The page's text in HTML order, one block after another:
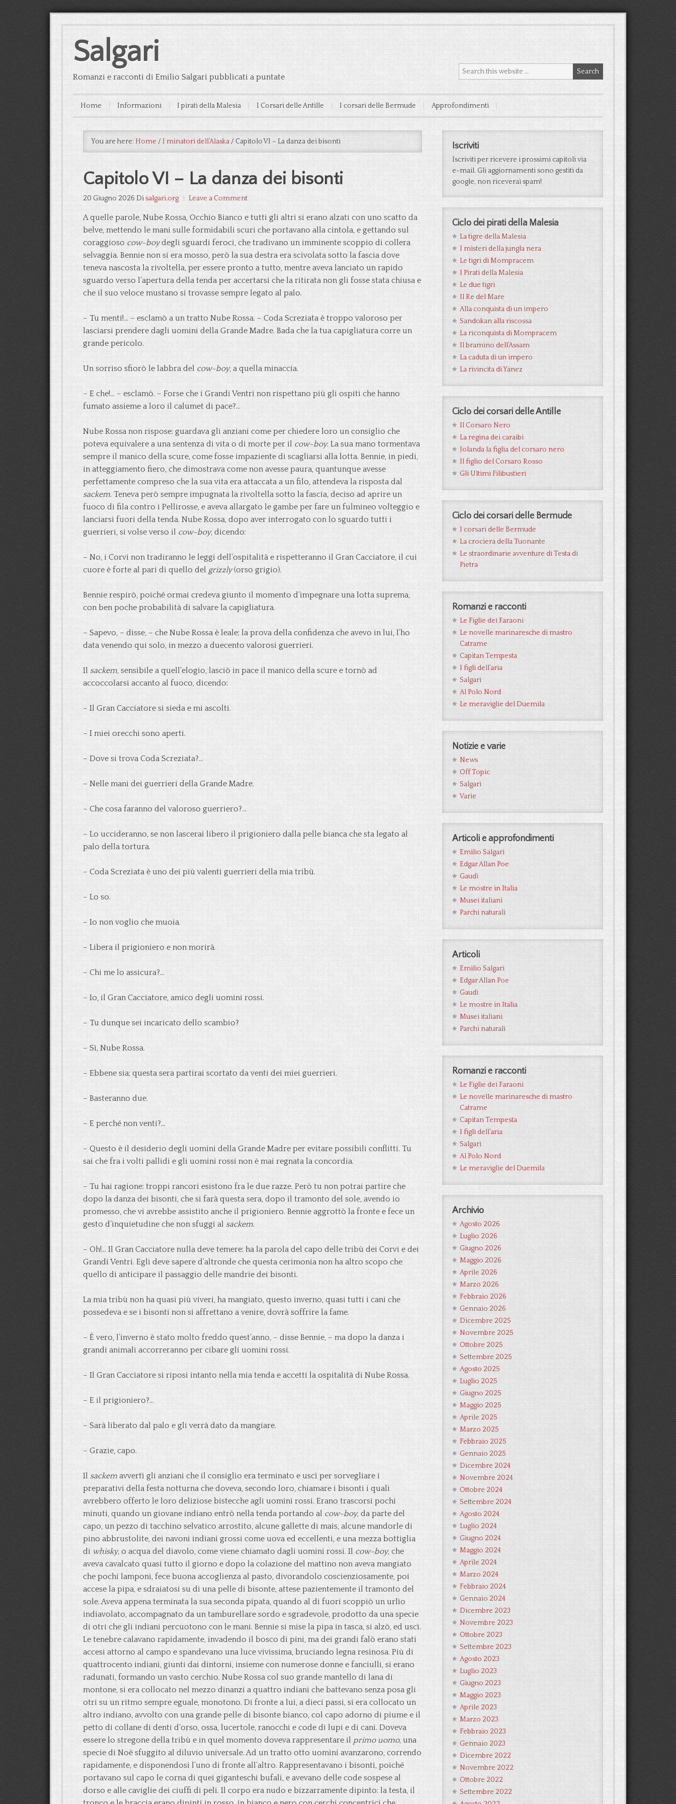
Salgari
Romanzi e racconti di Emilio Salgari pubblicati a puntate
Home Informazioni I pirati della Malesia I Corsari delle Antille I corsari delle Bermude Approfondimenti
You are here:Home /I minatori dell’Alaska / Capitolo VI – La danza dei bisonti
Capitolo VI – La danza dei bisonti
20 Giugno 2026 Di salgari.org Leave a Comment
A quelle parole, Nube Rossa, Occhio Bianco e tutti gli altri si erano alzati con uno scatto da
belve, mettendo le mani sulle formidabili scuri che portavano alla cintola, e gettando sul
coraggioso cow-boydegli sguardi feroci, che tradivano un imminente scoppio di collera
selvaggia. Bennie non si era mosso, però la sua destra era scivolata sotto la fascia dove
teneva nascosta la rivoltella, per essere pronto a tutto, mentre aveva lanciato un rapido
sguardo verso l’apertura della tenda per accertarsi che la ritirata non gli fosse stata chiusa e
che il suo veloce mustano si trovasse sempre legato al palo.
– Tu menti!… – esclamò a un tratto Nube Rossa. – Coda Screziata è troppo valoroso per
lasciarsi prendere dagli uomini della Grande Madre. Bada che la tua capigliatura corre un
grande pericolo.
Un sorriso sfiorò le labbra del cow-boy, a quella minaccia.
– E che!… – esclamò. – Forse che i Grandi Ventri non rispettano più gli ospiti che hanno
fumato assieme a loro il calumet di pace?…
Nube Rossa non rispose: guardava gli anziani come per chiedere loro un consiglio che
poteva equivalere a una sentenza di vita o di morte per il cow-boy. La sua mano tormentava
sempre il manico della scure, come fosse impaziente di scagliarsi alla lotta. Bennie, in piedi,
in atteggiamento fiero, che dimostrava come non avesse paura, quantunque avesse
perfettamente compreso che la sua vita era attaccata a un filo, attendeva la risposta dal
sackem. Teneva però sempre impugnata la rivoltella sotto la fascia, deciso ad aprire un
fuoco di fila contro i Pellirosse, e aveva allargato le gambe per fare un fulmineo volteggio e
lanciarsi fuori della tenda. Nube Rossa, dopo aver interrogato con lo sguardo tutti i
guerrieri, si volse verso il cow-boy, dicendo:
– No, i Corvi non tradiranno le leggi dell’ospitalità e rispetteranno il Gran Cacciatore, il cui
cuore è forte al pari di quello del grizzly(orso grigio).
Bennie respirò, poiché ormai credeva giunto il momento d’impegnare una lotta suprema,
con ben poche probabilità di salvare la capigliatura.
– Sapevo, – disse, – che Nube Rossa è leale; la prova della confidenza che avevo in lui, l’ho
data venendo qui solo, in mezzo a duecento valorosi guerrieri.
Il sackem, sensibile a quell’elogio, lasciò in pace il manico della scure e tornò ad
accoccolarsi accanto al fuoco, dicendo:
– Il Gran Cacciatore si sieda e mi ascolti.
– I miei orecchi sono aperti.
– Dove si trova Coda Screziata?…
– Nelle mani dei guerrieri della Grande Madre.
– Che cosa faranno del valoroso guerriero?…
– Lo uccideranno, se non lascerai libero il prigioniero dalla pelle bianca che sta legato al
palo della tortura.
– Coda Screziata è uno dei più valenti guerrieri della mia tribù.
– Lo so.
– Io non voglio che muoia.
– Libera il prigioniero e non morirà.
– Chi me lo assicura?…
– Io, il Gran Cacciatore, amico degli uomini rossi.
– Tu dunque sei incaricato dello scambio?
– Sì, Nube Rossa.
– Ebbene sia; questa sera partirai scortato da venti dei miei guerrieri.
– Basteranno due.
– E perché non venti?…
– Questo è il desiderio degli uomini della Grande Madre per evitare possibili conflitti. Tu
sai che fra i volti pallidi e gli uomini rossi non è mai regnata la concordia.
– Tu hai ragione: troppi rancori esistono fra le due razze. Però tu non potrai partire che
dopo la danza dei bisonti, che si farà questa sera, dopo il tramonto del sole, avendo io
promesso, che vi avrebbe assistito anche il prigioniero. Bennie aggrottò la fronte e fece un
gesto d’inquietudine che non sfuggi al sackem.
– Oh!… Il Gran Cacciatore nulla deve temere: ha la parola del capo delle tribù dei Corvi e dei
Grandi Ventri. Egli deve sapere d’altronde che questa cerimonia non ha altro scopo che
quello di anticipare il passaggio delle mandrie dei bisonti.
La mia tribù non ha quasi più viveri, ha mangiato, questo inverno, quasi tutti i cani che
possedeva e se i bisonti non si affrettano a venire, dovrà soffrire la fame.
– È vero, l’inverno è stato molto freddo quest’anno, – disse Bennie, – ma dopo la danza i
grandi animali accorreranno per cibare gli uomini rossi.
– Il Gran Cacciatore si riposi intanto nella mia tenda e accetti la ospitalità di Nube Rossa.
– E il prigioniero?…
– Sarà liberato dal palo e gli verrà dato da mangiare.
– Grazie, capo.
Il sackem avvertì gli anziani che il consiglio era terminato e uscì per sorvegliare i
preparativi della festa notturna che doveva, secondo loro, chiamare i bisonti i quali
avrebbero offerto le loro deliziose bistecche agli uomini rossi. Erano trascorsi pochi
minuti, quando un giovane indiano entrò nella tenda portando al cow-boy, da parte del
capo, un pezzo di tacchino selvatico arrostito, alcune gallette di mais, alcune mandorle di
pino abbrustolite, dei navoni indiani grossi come uova ed eccellenti, e una mezza bottiglia
di whisky, o acqua del diavolo, come viene chiamato dagli uomini rossi. Il cow-boy, che
aveva cavalcato quasi tutto il giorno e dopo la colazione del mattino non aveva mangiato
che pochi lamponi, fece buona accoglienza al pasto, divorandolo coscienziosamente, poi
accese la pipa, e sdraiatosi su di una pelle di bisonte, attese pazientemente il tramonto del
sole. Aveva appena terminata la sua seconda pipata, quando al di fuori scoppiò un urlìo
indiavolato, accompagnato da un tamburellare sordo e sgradevole, prodotto da una specie
di otri che gli indiani percuotono con le mani. Bennie si mise la pipa in tasca, si alzò, ed uscì.
Le tenebre calavano rapidamente, invadendo il bosco di pini, ma dei grandi falò erano stati
accesi attorno al campo e spandevano una luce vivissima, bruciando legna resinosa. Più di
quattrocento indiani, giunti dai dintorni, insieme con numerose donne e fanciulli, si erano
radunati, formando un vasto cerchio. Nube Rossa col suo grande mantello di lana di
montone, si era collocato nel mezzo dinanzi a quattro indiani che battevano senza posa gli
otri su un ritmo sempre eguale, monotono. Di fronte a lui, a dieci passi, si era collocato un
altro indiano, avvolto con una grande pelle di bisonte bianco, col capo adorno di piume e il
petto di collane di denti d’orso, ossa, lucertole, ranocchi e code di lupi e di cani. Doveva
essere lo stregone della tribù e in quel momento doveva rappresentare il primo uomo, una
specie di Noè sfuggito al diluvio universale. Ad un tratto otto uomini avanzarono, correndo
rapidamente, e disponendosi l’uno di fronte all’altro. Rappresentavano i bisonti, poiché
portavano sul capo le corna di quei giganteschi bufali, e avevano delle code sospese al
dorso e alle caviglie dei ciuffi di peli. Il corpo era nudo e bizzarramente dipinto: la testa, il
Iscriviti
Iscriviti per ricevere i prossimi capitoli via
e-mail. Gli aggiornamenti sono gestiti da
google, non riceverai spam!
Ciclo dei pirati della Malesia
La tigre della Malesia
I misteri della jungla nera
Le tigri di Mompracem
I Pirati della Malesia
Le due tigri
Il Re del Mare
Alla conquista di un impero
Sandokan alla riscossa
La riconquista di Mompracem
Il bramino dell’Assam
La caduta di un impero
La rivincita di Yanez
Ciclo dei corsari delle Antille
Il Corsaro Nero
La regina dei caraibi
Jolanda la figlia del corsaro nero
Il figlio del Corsaro Rosso
Gli Ultimi Filibustieri
Ciclo dei corsari delle Bermude
I corsari delle Bermude
La crociera della Tuonante
Le straordinarie avventure di Testa di
Pietra
Romanzi e racconti
Le Figlie dei Faraoni
Le novelle marinaresche di mastro
Catrame
Capitan Tempesta
I figli dell’aria
Salgari
Al Polo Nord
Le meraviglie del Duemila
Notizie e varie
News
Off Topic
Salgari
Varie
Articoli e approfondimenti
Emilio Salgari
Edgar Allan Poe
Gaudì
Le mostre in Italia
Musei italiani
Parchi naturali
Articoli
Emilio Salgari
Edgar Allan Poe
Gaudì
Le mostre in Italia
Musei italiani
Parchi naturali
Romanzi e racconti
Le Figlie dei Faraoni
Le novelle marinaresche di mastro
Catrame
Capitan Tempesta
I figli dell’aria
Salgari
Al Polo Nord
Le meraviglie del Duemila
Archivio
Agosto 2026
Luglio 2026
Giugno 2026
Maggio 2026
Aprile 2026
Marzo 2026
Febbraio 2026
Gennaio 2026
Dicembre 2025
Novembre 2025
Ottobre 2025
Settembre 2025
Agosto 2025
Luglio 2025
Giugno 2025
Maggio 2025
Aprile 2025
Marzo 2025
Febbraio 2025
Gennaio 2025
Dicembre 2024
Novembre 2024
Ottobre 2024
Settembre 2024
Agosto 2024
Luglio 2024
Giugno 2024
Maggio 2024
Aprile 2024
Marzo 2024
Febbraio 2024
Gennaio 2024
Dicembre 2023
Novembre 2023
Ottobre 2023
Settembre 2023
Agosto 2023
Luglio 2023
Giugno 2023
Maggio 2023
Aprile 2023
Marzo 2023
Febbraio 2023
Gennaio 2023
Dicembre 2022
Novembre 2022
Ottobre 2022
Settembre 2022